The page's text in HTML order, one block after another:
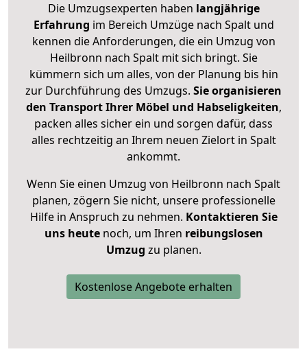
Die Umzugsexperten haben langjährige
Erfahrung im Bereich Umzüge nach Spalt und
kennen die Anforderungen, die ein Umzug von
Heilbronn nach Spalt mit sich bringt. Sie
kümmern sich um alles, von der Planung bis hin
zur Durchführung des Umzugs. Sie organisieren
den Transport Ihrer Möbel und Habseligkeiten,
packen alles sicher ein und sorgen dafür, dass
alles rechtzeitig an Ihrem neuen Zielort in Spalt
ankommt.
Wenn Sie einen Umzug von Heilbronn nach Spalt
planen, zögern Sie nicht, unsere professionelle
Hilfe in Anspruch zu nehmen. Kontaktieren Sie
uns heutenoch, um Ihren reibungslosen
Umzug zu planen.
Kostenlose Angebote erhalten